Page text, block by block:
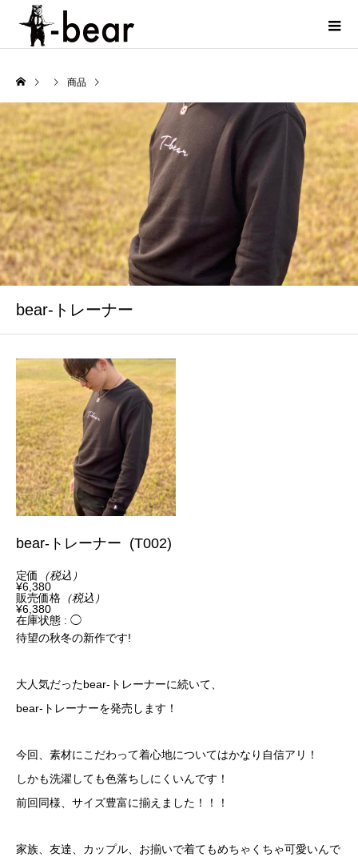
商品
bear-トレーナー
bear-トレーナー (T002)
定価
（税込）
¥6,380
販売価格 （税込）
¥6,380
在庫状態 : ◯
待望の秋冬の新作です!
大人気だったbear- トレーナーに続いて、
bear- トレーナーを発売します！
今回、素材にこだわって着心地についてはかなり自信アリ！
しかも洗濯しても色落ちしにくいんです！
前回同様、サイズ豊富に揃えました！！！
家族、友達、カップル、お揃いで着てもめちゃくちゃ可愛いんで